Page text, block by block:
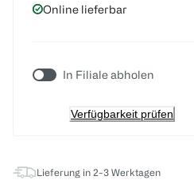
Online lieferbar
In Filiale abholen
Verfügbarkeit prüfen
Lieferung in 2-3 Werktagen